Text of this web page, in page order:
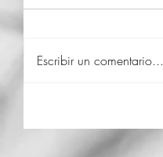
Escribir un comentario...